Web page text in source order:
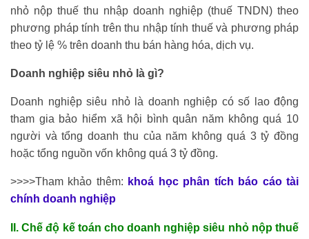
nhỏ nộp thuế thu nhập doanh nghiệp (thuế TNDN) theo
phương pháp tính trên thu nhập tính thuế và phương pháp
theo tỷ lệ % trên doanh thu bán hàng hóa, dịch vụ.
Doanh nghiệp siêu nhỏ là gì?
Doanh nghiệp siêu nhỏ là doanh nghiệp có số lao động
tham gia bảo hiểm xã hội bình quân năm không quá 10
người và tổng doanh thu của năm không quá 3 tỷ đồng
hoặc tổng nguồn vốn không quá 3 tỷ đồng.
>>>>Tham khảo thêm: khoá học phân tích báo cáo tài
chính doanh nghiệp
II. Chế độ kế toán cho doanh nghiệp siêu nhỏ nộp thuế